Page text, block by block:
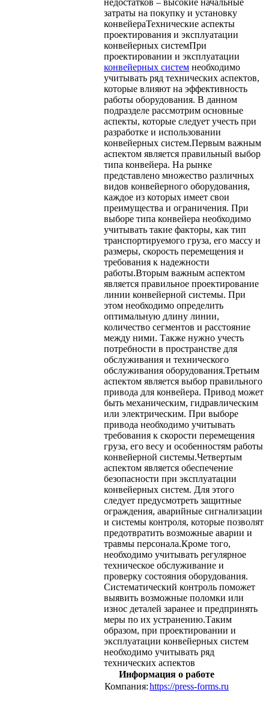
недостатков – высокие начальные
затраты на покупку и установку
конвейераТехнические аспекты
проектирования и эксплуатации
конвейерных системПри
проектировании и эксплуатации
конвейерных систем необходимо
учитывать ряд технических аспектов,
которые влияют на эффективность
работы оборудования. В данном
подразделе рассмотрим основные
аспекты, которые следует учесть при
разработке и использовании
конвейерных систем.Первым важным
аспектом является правильный выбор
типа конвейера. На рынке
представлено множество различных
видов конвейерного оборудования,
каждое из которых имеет свои
преимущества и ограничения. При
выборе типа конвейера необходимо
учитывать такие факторы, как тип
транспортируемого груза, его массу и
размеры, скорость перемещения и
требования к надежности
работы.Вторым важным аспектом
является правильное проектирование
линии конвейерной системы. При
этом необходимо определить
оптимальную длину линии,
количество сегментов и расстояние
между ними. Также нужно учесть
потребности в пространстве для
обслуживания и технического
обслуживания оборудования.Третьим
аспектом является выбор правильного
привода для конвейера. Привод может
быть механическим, гидравлическим
или электрическим. При выборе
привода необходимо учитывать
требования к скорости перемещения
груза, его весу и особенностям работы
конвейерной системы.Четвертым
аспектом является обеспечение
безопасности при эксплуатации
конвейерных систем. Для этого
следует предусмотреть защитные
ограждения, аварийные сигнализации
и системы контроля, которые позволят
предотвратить возможные аварии и
травмы персонала.Кроме того,
необходимо учитывать регулярное
техническое обслуживание и
проверку состояния оборудования.
Систематический контроль поможет
выявить возможные поломки или
износ деталей заранее и предпринять
меры по их устранению.Таким
образом, при проектировании и
эксплуатации конвейерных систем
необходимо учитывать ряд
технических аспектов
Информация о работе
Компания:https://press-forms.ru